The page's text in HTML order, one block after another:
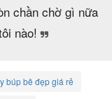
chần chờ gì nữa
nào!
búp bê đẹp giá rẻ